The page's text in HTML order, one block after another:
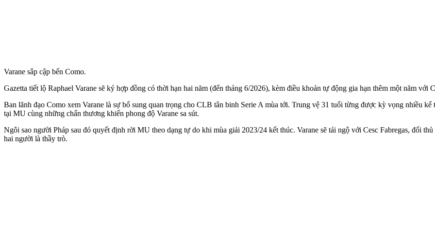
Varane sắp cập bến Como.
Gazetta tiết lộ Raphael Varane sẽ ký hợp đồng có thời hạn hai năm (đến tháng 6/2026), kèm điều khoản tự động gia hạn thêm một năm với
Ban lãnh đạo Como xem Varane là sự bổ sung quan trọng cho CLB tân binh Serie A mùa tới. Trung vệ 31 tuổi từng được kỳ vọng nhiều
tại MU cùng những chấn thương khiến phong độ Varane sa sút.
Ngôi sao người Pháp sau đó quyết định rời MU theo dạng tự do khi mùa giải 2023/24 kết thúc. Varane sẽ tái ngộ với Cesc Fabregas, đối
hai người là thầy trò.